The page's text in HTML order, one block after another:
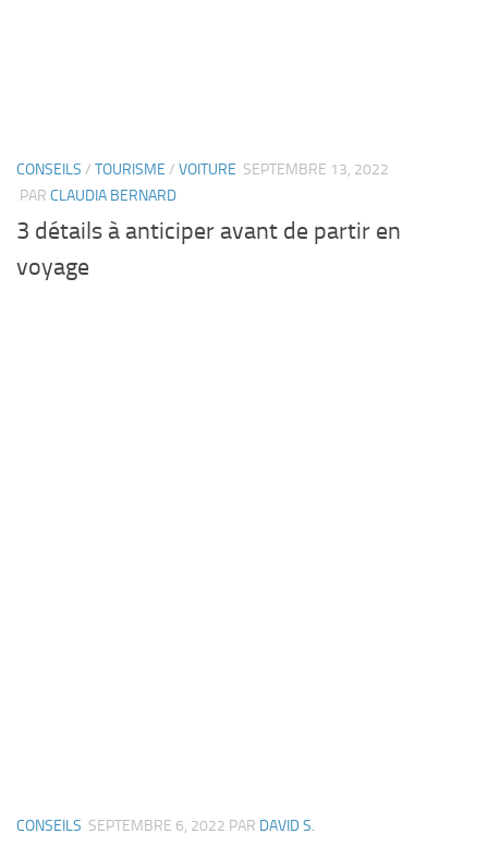
CONSEILS / TOURISME / VOITURE SEPTEMBRE 13, 2022
PAR CLAUDIA BERNARD
3 détails à anticiper avant de partir en
voyage
CONSEILS SEPTEMBRE 6, 2022 PAR DAVID S.